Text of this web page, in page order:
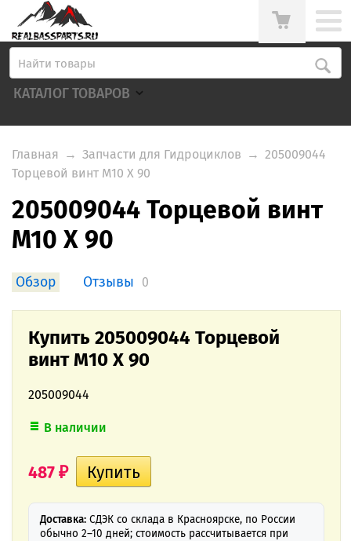
КАТАЛОГ ТОВАРОВ
Главная → Запчасти для Гидроциклов → 205009044
Торцевой винт M10 X 90
205009044 Торцевой винт
M10 X 90
Обзор Отзывы 0
Купить 205009044 Торцевой
винт M10 X 90
205009044
В наличии
487 ₽
Доставка: СДЭК со склада в Красноярске, по России
обычно 2–10 дней; стоимость рассчитывается при